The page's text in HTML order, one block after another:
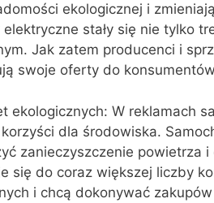
ekologicznej i
stały się nie tylko
Jak zatem producenci i
swoje oferty do
ekologicznych: W reklamach
dla środowiska.
zanieczyszczenie powietrza
się do coraz większej liczby
i chcą dokonywać